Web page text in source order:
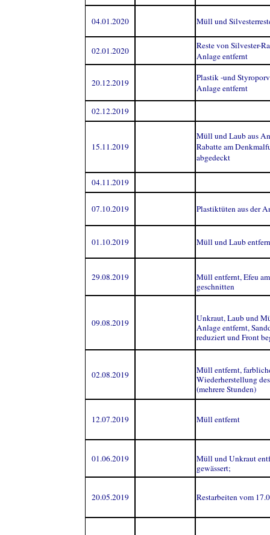
04.01.2020 Müll und
02.01.2020
Reste von Silvester-
Anlage entfernt
20.12.2019
Plastik -und
Anlage entfernt
02.12.2019
15.11.2019
Müll und Laub aus
Rabatte am
abgedeckt
04.11.2019
07.10.2019 Plastiktüten aus der
01.10.2019 Müll und Laub
29.08.2019
Müll entfernt, Efeu
geschnitten
09.08.2019
Unkraut, Laub und
Anlage entfernt,
reduziert und Front
02.08.2019 Müll entfernt,
Wiederherstellung
(mehrere Stunden)
12.07.2019 Müll entfernt
01.06.2019
Müll und Unkraut
gewässert;
20.05.2019 Restarbeiten vom